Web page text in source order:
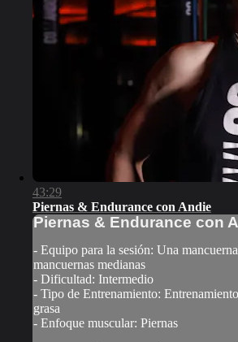
43:29
Piernas & Endurance con Andie
Piernas & Endurance con
- Equipo para la sesión: Una
mancuernas medianas
- Dificultad: Intermedio
- Tipo de Entrenamiento:
grasa
- Enfoque muscular: Piernas